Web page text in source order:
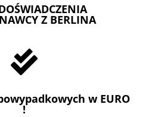
Z BERLINA

w EURO
!